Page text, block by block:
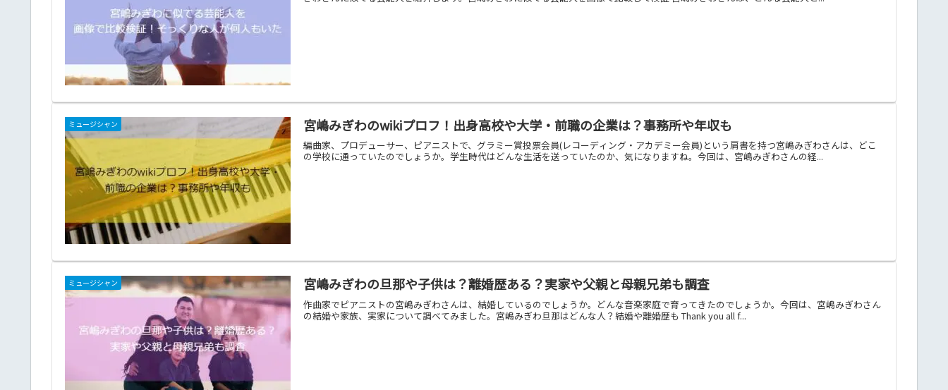
ミュージシャン 宮嶋みぎわのwikiプロフ！出身高校や大学・前職の企業は？事務所や年収も
編曲家、プロデューサー、ピアニストで、グラミー賞投票会員(レコーディング・アカデミー会員)という肩書を持つ宮嶋みぎわさんは、どこ
の学校に通っていたのでしょうか。学生時代はどんな生活を送っていたのか、気になりますね。今回は、宮嶋みぎわさんの経...
ミュージシャン 宮嶋みぎわの旦那や子供は？離婚歴ある？実家や父親と母親兄弟も調査
作曲家でピアニストの宮嶋みぎわさんは、結婚しているのでしょうか。どんな音楽家庭で育ってきたのでしょうか。今回は、宮嶋みぎわさん
の結婚や家族、実家について調べてみました。宮嶋みぎわ旦那はどんな人？結婚や離婚歴も Thank you all f...